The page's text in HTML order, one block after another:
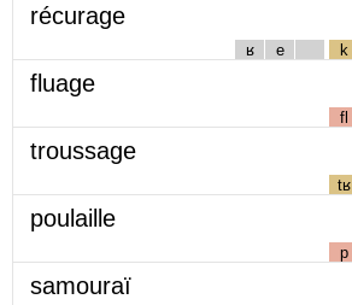
récurage
ʁ e k
fluage
fl
troussage
tʁ
poulaille
p
samouraï